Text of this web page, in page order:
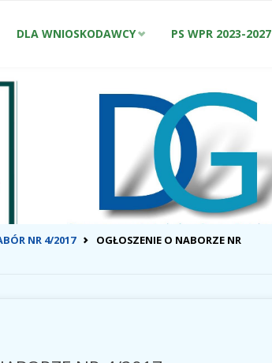
DLA WNIOSKODAWCY PS WPR 2023-2027
NR 4/2017
OGŁOSZENIE O NABORZE NR